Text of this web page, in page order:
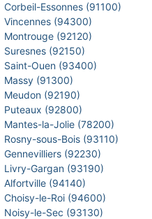
Corbeil-Essonnes (91100)
Vincennes (94300)
Montrouge (92120)
Suresnes (92150)
Saint-Ouen (93400)
Massy (91300)
Meudon (92190)
Puteaux (92800)
Mantes-la-Jolie (78200)
Rosny-sous-Bois (93110)
Gennevilliers (92230)
Livry-Gargan (93190)
Alfortville (94140)
Choisy-le-Roi (94600)
Noisy-le-Sec (93130)